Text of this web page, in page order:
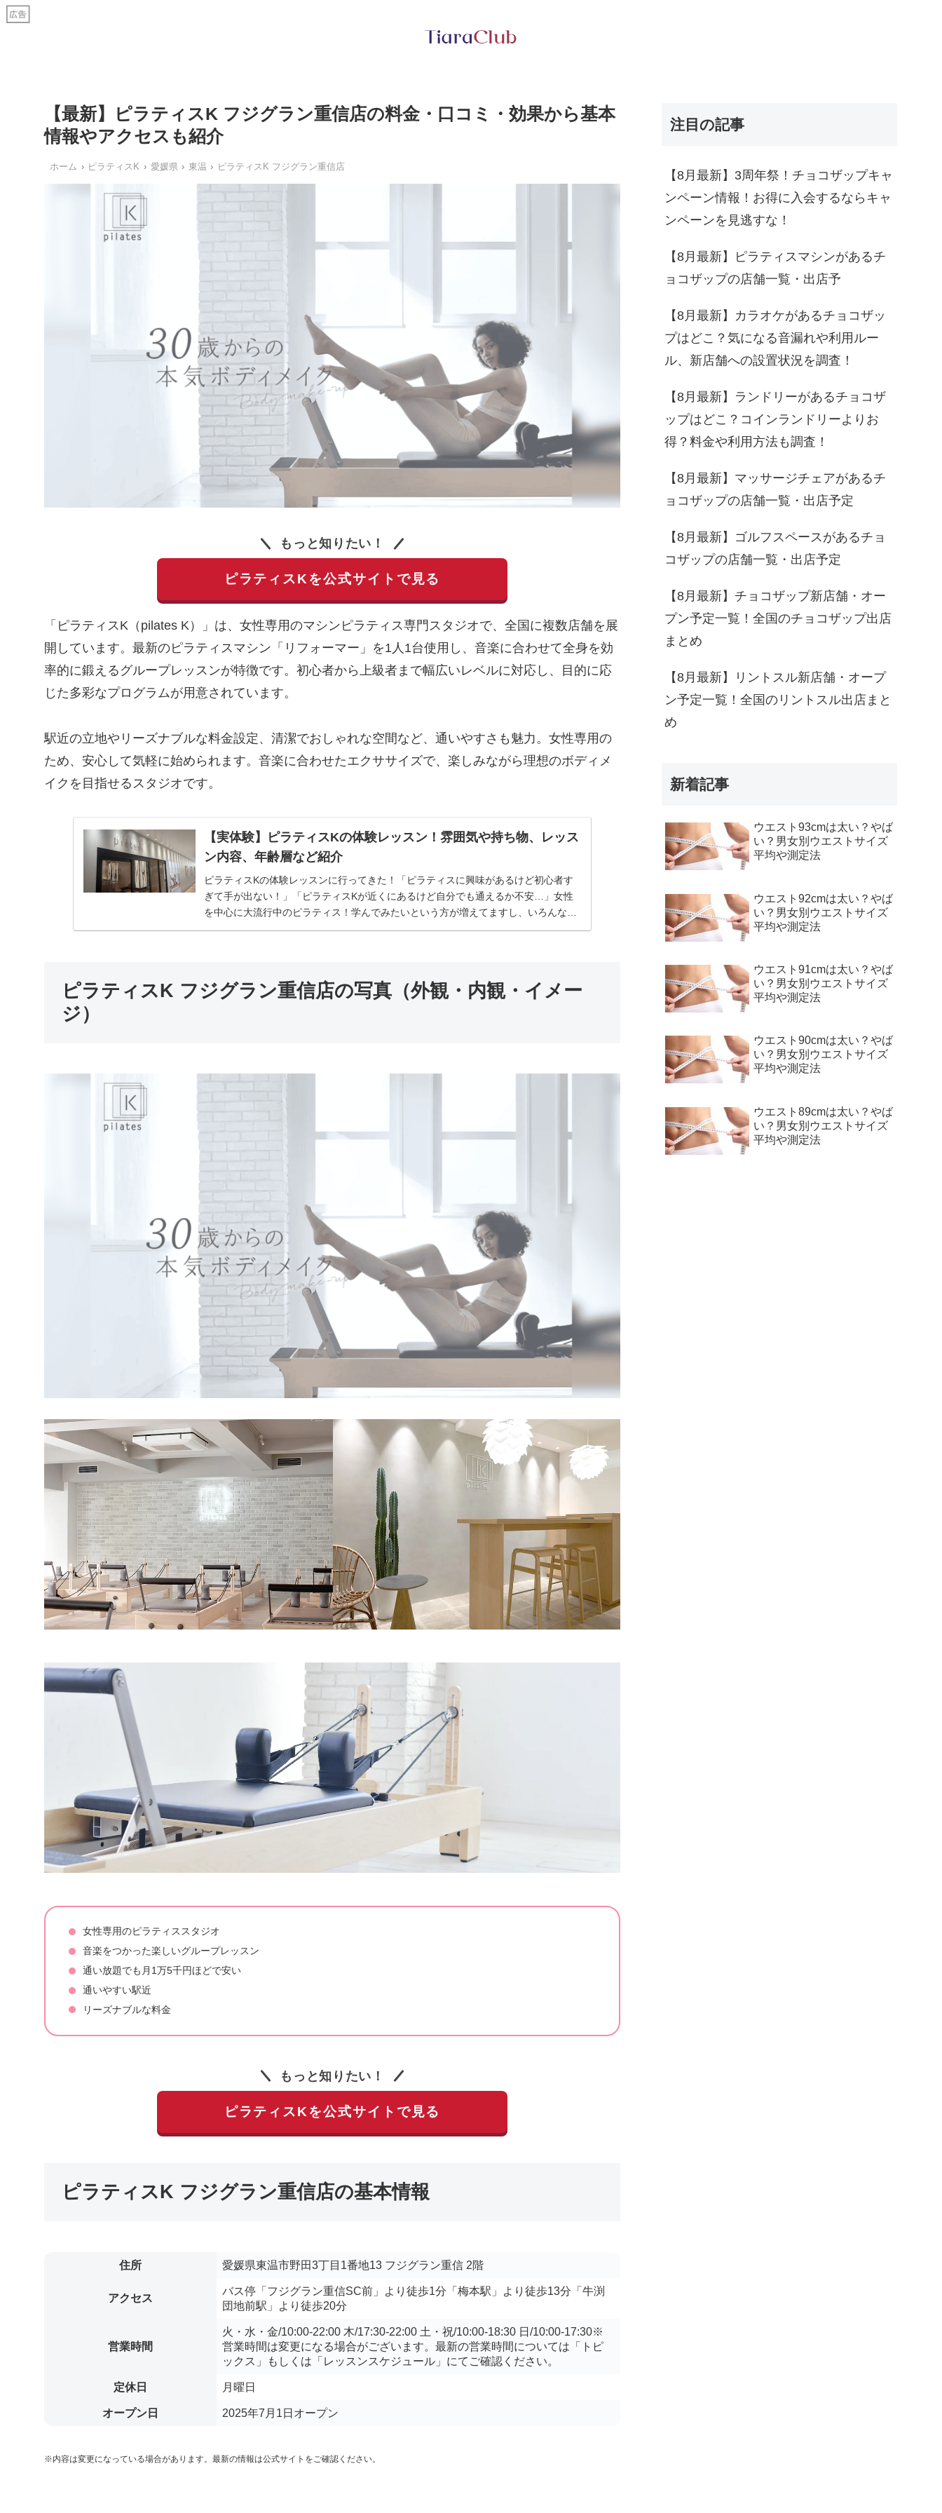
【最新】ピラティスK フジグラン重信店の料金・口コミ・効果から基本
情報やアクセスも紹介
ホーム ピラティスK 愛媛県 東温 ピラティスK フジグラン重信店
もっと知りたい！
ピラティスKを公式サイトで見る
「ピラティスK（pilates K）」は、女性専用のマシンピラティス専門スタジオで、全国に複数店舗を展
開しています。最新のピラティスマシン「リフォーマー」を1人1台使用し、音楽に合わせて全身を効
率的に鍛えるグループレッスンが特徴です。初心者から上級者まで幅広いレベルに対応し、目的に応
じた多彩なプログラムが用意されています。
駅近の立地やリーズナブルな料金設定、清潔でおしゃれな空間など、通いやすさも魅力。女性専用の
ため、安心して気軽に始められます。音楽に合わせたエクササイズで、楽しみながら理想のボディメ
イクを目指せるスタジオです。
【実体験】ピラティスKの体験レッスン！雰囲気や持ち物、レッス
ン内容、年齢層など紹介
ピラティスKの体験レッスンに行ってきた！「ピラティスに興味があるけど初心者す
ぎて手が出ない！」「ピラティスKが近くにあるけど自分でも通えるか不安…」女性
を中心に大流行中のピラティス！学んでみたいという方が増えてますし、いろんなス
タジオがある...
ピラティスK フジグラン重信店の写真（外観・内観・イメー
ジ）
女性専用のピラティススタジオ
音楽をつかった楽しいグループレッスン
通い放題でも月1万5千円ほどで安い
通いやすい駅近
リーズナブルな料金
もっと知りたい！
ピラティスKを公式サイトで見る
ピラティスK フジグラン重信店の基本情報
住所 愛媛県東温市野田3丁目1番地13 フジグラン重信 2階
アクセス
バス停「フジグラン重信SC前」より徒歩1分「梅本駅」より徒歩13分「牛渕
団地前駅」より徒歩20分
営業時間
火・水・金/10:00-22:00 木/17:30-22:00 土・祝/10:00-18:30 日/10:00-17:30※
営業時間は変更になる場合がございます。最新の営業時間については「トピ
ックス」もしくは「レッスンスケジュール」にてご確認ください。
定休日 月曜日
オープン日 2025年7月1日オープン
※内容は変更になっている場合があります。最新の情報は公式サイトをご確認ください。
注目の記事
【8月最新】3周年祭！チョコザップキャ
ンペーン情報！お得に入会するならキャ
ンペーンを見逃すな！
【8月最新】ピラティスマシンがあるチ
ョコザップの店舗一覧・出店予
【8月最新】カラオケがあるチョコザッ
プはどこ？気になる音漏れや利用ルー
ル、新店舗への設置状況を調査！
【8月最新】ランドリーがあるチョコザ
ップはどこ？コインランドリーよりお
得？料金や利用方法も調査！
【8月最新】マッサージチェアがあるチ
ョコザップの店舗一覧・出店予定
【8月最新】ゴルフスペースがあるチョ
コザップの店舗一覧・出店予定
【8月最新】チョコザップ新店舗・オー
プン予定一覧！全国のチョコザップ出店
まとめ
【8月最新】リントスル新店舗・オープ
ン予定一覧！全国のリントスル出店まと
め
新着記事
ウエスト93cmは太い？やば
い？男女別ウエストサイズ
平均や測定法
ウエスト92cmは太い？やば
い？男女別ウエストサイズ
平均や測定法
ウエスト91cmは太い？やば
い？男女別ウエストサイズ
平均や測定法
ウエスト90cmは太い？やば
い？男女別ウエストサイズ
平均や測定法
ウエスト89cmは太い？やば
い？男女別ウエストサイズ
平均や測定法